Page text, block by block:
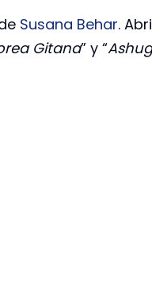
Susana Behar.
Gitana” y “